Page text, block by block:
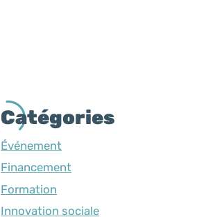
Catégories
Événement
Financement
Formation
Innovation sociale